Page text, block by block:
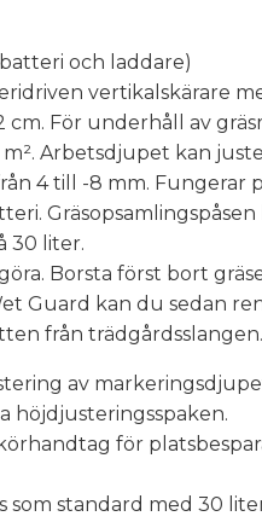
och laddare)
vertikalskärare
cm. För underhåll av
Arbetsdjupet kan
4 till -8 mm. Fungerar
30 liter.
Borsta först bort
Guard kan du sedan
från trädgårdsslangen.
av
höjdjusteringsspaken.
för
som standard med 30